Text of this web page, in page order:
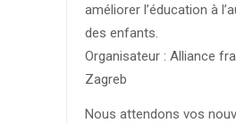
améliorer l’éducation à
des enfants.
Organisateur : Alliance
Zagreb
Nous attendons vos